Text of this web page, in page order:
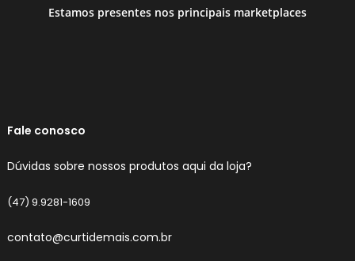
Estamos presentes nos principais marketplaces
Fale conosco
Dúvidas sobre nossos produtos aqui da loja?
(47) 9.9281-1609
contato@curtidemais.com.br